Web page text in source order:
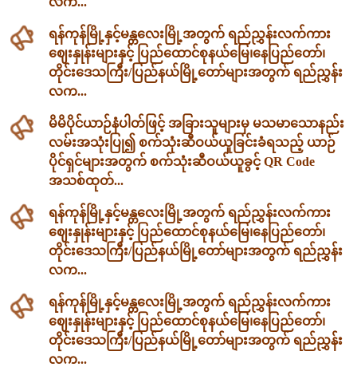
ရန်ကုန်မြို့နှင့်မန္တလေးမြို့အတွက် ရည်ညွှန်းလက်ကား
ဈေးနှုန်းများနှင့် ပြည်ထောင်စုနယ်မြေ၊နေပြည်တော်၊
တိုင်းဒေသကြီး/ပြည်နယ်မြို့တော်များအတွက် ရည်ညွှန်း
လက...
မိမိပိုင်ယာဉ်နံပါတ်ဖြင့် အခြားသူများမှ မသမာသောနည်း
လမ်းအသုံးပြု၍ စက်သုံးဆီဝယ်ယူခြင်းခံရသည့် ယာဉ်
ပိုင်ရှင်များအတွက် စက်သုံးဆီဝယ်ယူခွင့် QR Code
အသစ်ထုတ်...
ရန်ကုန်မြို့နှင့်မန္တလေးမြို့အတွက် ရည်ညွှန်းလက်ကား
ဈေးနှုန်းများနှင့် ပြည်ထောင်စုနယ်မြေ၊နေပြည်တော်၊
တိုင်းဒေသကြီး/ပြည်နယ်မြို့တော်များအတွက် ရည်ညွှန်း
လက...
ရန်ကုန်မြို့နှင့်မန္တလေးမြို့အတွက် ရည်ညွှန်းလက်ကား
ဈေးနှုန်းများနှင့် ပြည်ထောင်စုနယ်မြေ၊နေပြည်တော်၊
တိုင်းဒေသကြီး/ပြည်နယ်မြို့တော်များအတွက် ရည်ညွှန်း
လက...